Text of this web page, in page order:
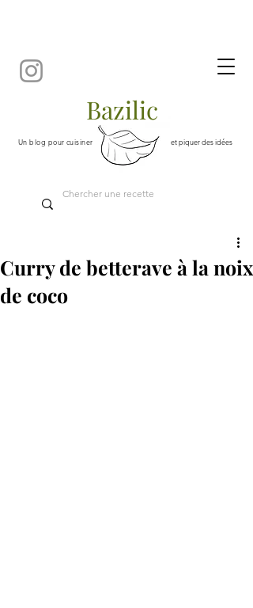
et piquer des idées
Un blog pour cuisiner
Bazilic
Curry de betterave à la noix
de coco